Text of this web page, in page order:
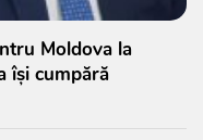
Moldova la
își cumpără